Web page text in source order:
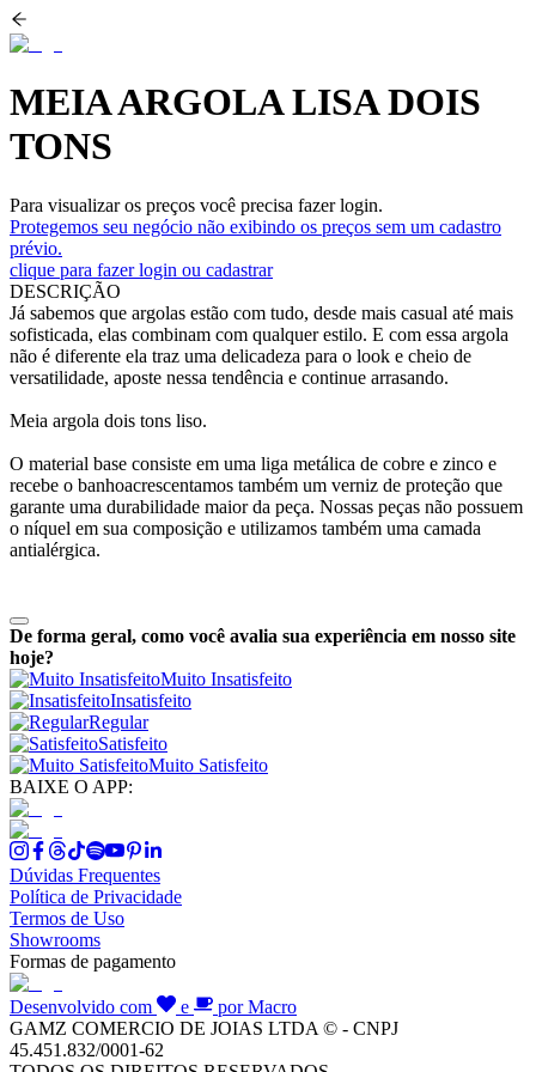
MEIA ARGOLA LISA DOIS
TONS
Para visualizar os preços você precisa fazer login.
Protegemos seu negócio não exibindo os preços sem um cadastro
prévio.
clique para fazer login ou cadastrar
DESCRIÇÃO
Já sabemos que argolas estão com tudo, desde mais casual até mais
sofisticada, elas combinam com qualquer estilo. E com essa argola
não é diferente ela traz uma delicadeza para o look e cheio de
versatilidade, aposte nessa tendência e continue arrasando.
Meia argola dois tons liso.
O material base consiste em uma liga metálica de cobre e zinco e
recebe o banhoacrescentamos também um verniz de proteção que
garante uma durabilidade maior da peça. Nossas peças não possuem
o níquel em sua composição e utilizamos também uma camada
antialérgica.
De forma geral, como você avalia sua experiência em nosso site
hoje?
Muito Insatisfeito
Insatisfeito
Regular
Satisfeito
Muito Satisfeito
BAIXE O APP:
Dúvidas Frequentes
Política de Privacidade
Termos de Uso
Showrooms
Formas de pagamento
Desenvolvido com e
por Macro
GAMZ COMERCIO DE JOIAS LTDA © - CNPJ
45.451.832/0001-62